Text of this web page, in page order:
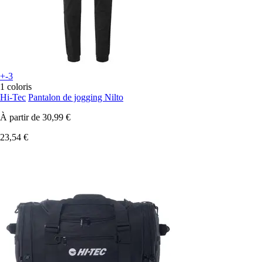
+-3
1 coloris
Hi-Tec Pantalon de jogging Nilto
À partir de 30,99 €
23,54 €